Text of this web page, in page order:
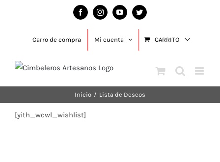
FacebookInstagramYouTubeTwitter
Carro de compra Mi cuenta CARRITO
Inicio / Lista de Deseos
[yith_wcwl_wishlist]